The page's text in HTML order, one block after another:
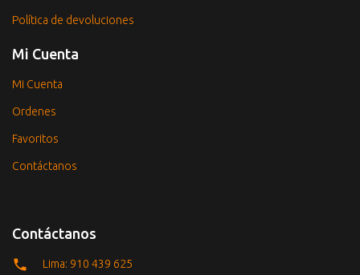
Política de devoluciones
Mi Cuenta
Mi Cuenta
Ordenes
Favoritos
Contáctanos
Contáctanos
Lima: 910 439 625